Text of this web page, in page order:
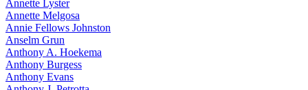
Annette Lyster
Annette Melgosa
Annie Fellows Johnston
Anselm Grun
Anthony A. Hoekema
Anthony Burgess
Anthony Evans